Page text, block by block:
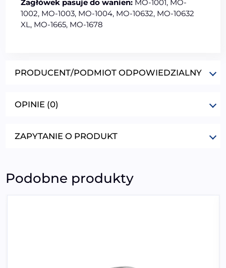
Zagłówek pasuje do wanien: MO-1001, MO-
1002, MO-1003, MO-1004, MO-10632, MO-10632
XL, MO-1665, MO-1678
PRODUCENT/PODMIOT ODPOWIEDZIALNY
OPINIE (0)
ZAPYTANIE O PRODUKT
Podobne produkty